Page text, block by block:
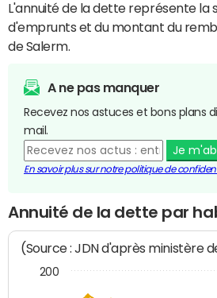
L'annuité de la dette représente la
d'emprunts et du montant du
de Salerm.
A ne pas manquer
Recevez nos astuces et bons plans
mail.
Je
En savoir plus sur notre politique de
Annuité de la dette par
(Source : JDN d'après ministère
200